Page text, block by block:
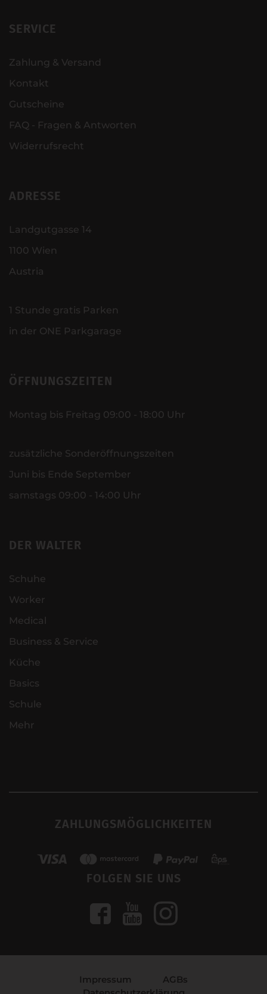
SERVICE
Zahlung & Versand
Kontakt
Gutscheine
FAQ - Fragen & Antworten
Widerrufsrecht
ADRESSE
Landgutgasse 14
1100 Wien
Austria
1 Stunde gratis Parken
in der ONE Parkgarage
ÖFFNUNGSZEITEN
Montag bis Freitag 09:00 - 18:00 Uhr
zusätzliche Sonderöffnungszeiten
Juni bis Ende September
samstags 09:00 - 14:00 Uhr
DER WALTER
Schuhe
Worker
Medical
Business & Service
Küche
Basics
Schule
Mehr
ZAHLUNGSMÖGLICHKEITEN
FOLGEN SIE UNS
Impressum
AGBs